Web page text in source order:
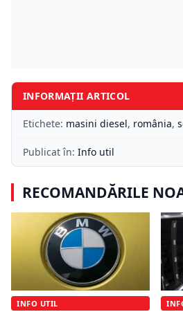
INFORMAȚII ARTICOL
Etichete: masini diesel, românia,
Publicat în: Info util
RECOMANDĂRILE
INFO UTIL